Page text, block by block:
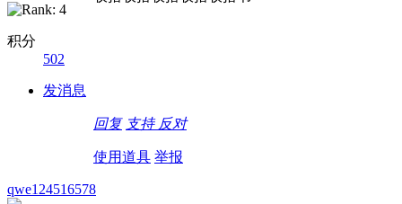
积分
502
发消息
回复 支持 反对
使用道具 举报
qwe124516578